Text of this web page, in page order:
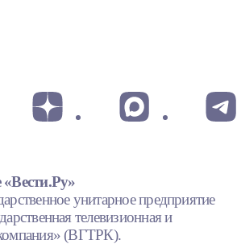
«Вести.Ру»
унитарное предприятие
телевизионная и
(ВГТРК).